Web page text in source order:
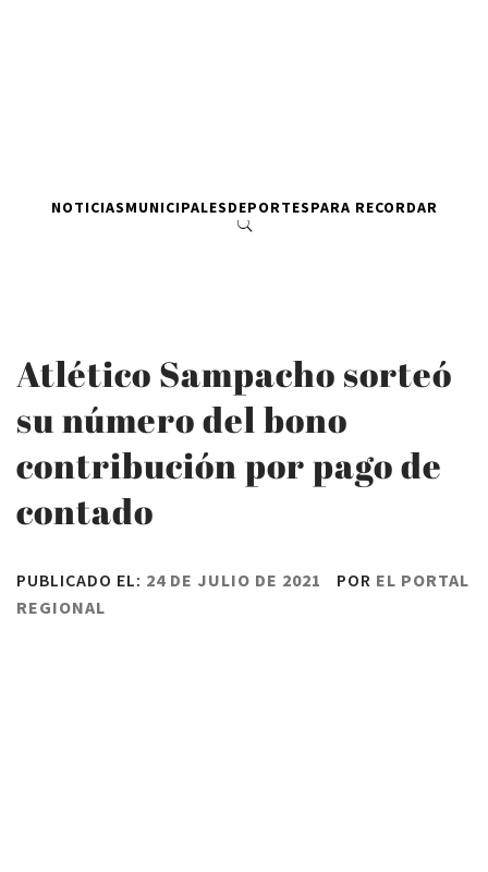
NOTICIASMUNICIPALESDEPORTESPARA RECORDAR
Atlético Sampacho sorteó
su número del bono
contribución por pago de
contado
PUBLICADO EL: 24 DE JULIO DE 2021 POR EL PORTAL
REGIONAL